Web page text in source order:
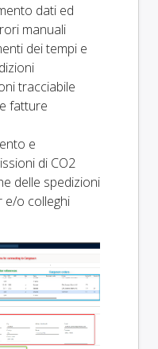
dati ed
manuali
dei tempi e
tracciabile
fatture
e
di CO2
delle spedizioni
e/o colleghi